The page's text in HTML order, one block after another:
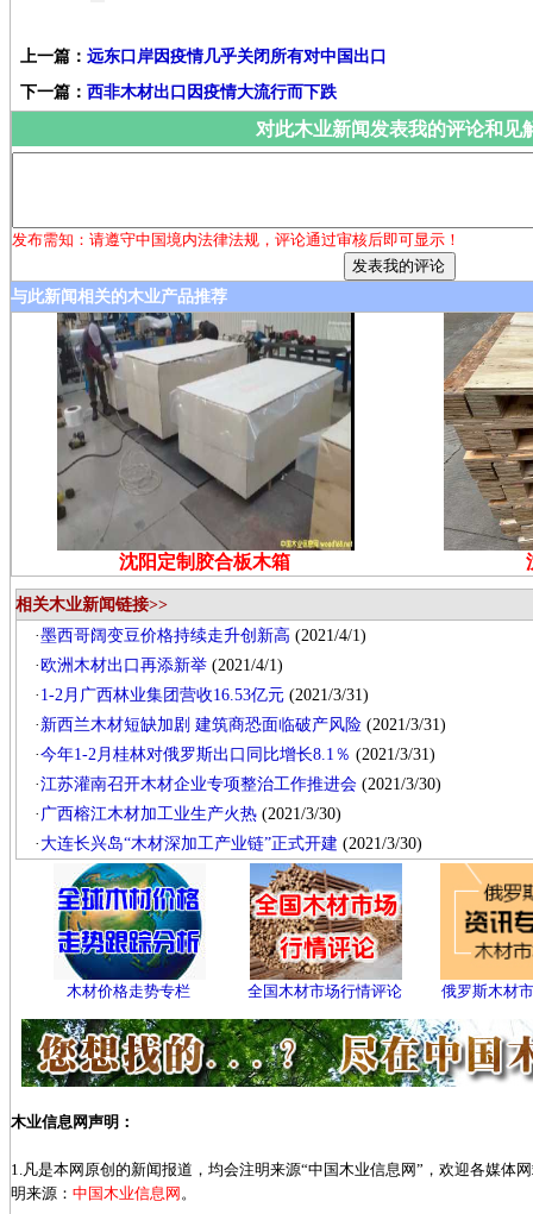
上一篇： 远东口岸因疫情几乎关闭所有对中国出口
下一篇： 西非木材出口因疫情大流行而下跌
对此木业新闻发表我的评论和见
发布需知：请遵守中国境内法律法规，评论通过审核后即可显示！
与此新闻相关的木业产品推荐
沈阳定制胶合板木箱
相关木业新闻链接>>
·墨西哥阔变豆价格持续走升创新高 (2021/4/1)
· 欧洲木材出口再添新举 (2021/4/1)
· 1-2月广西林业集团营收16.53亿元 (2021/3/31)
· 新西兰木材短缺加剧 建筑商恐面临破产风险 (2021/3/31)
·今年1-2月桂林对俄罗斯出口同比增长8.1％ (2021/3/31)
·江苏灌南召开木材企业专项整治工作推进会 (2021/3/30)
· 广西榕江木材加工业生产火热 (2021/3/30)
· 大连长兴岛“木材深加工产业链”正式开建 (2021/3/30)
木材价格走势专栏 全国木材市场行情评论 俄罗斯木材
木业信息网声明：
1.凡是本网原创的新闻报道，均会注明来源“中国木业信息网”，欢迎各媒体
明来源： 中国木业信息网 。